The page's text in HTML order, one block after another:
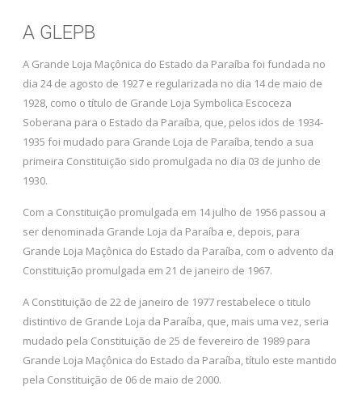
A GLEPB
A Grande Loja Maçônica do Estado da Paraíba foi fundada no
dia 24 de agosto de 1927 e regularizada no dia 14 de maio de
1928, como o título de Grande Loja Symbolica Escoceza
Soberana para o Estado da Paraíba, que, pelos idos de 1934-
1935 foi mudado para Grande Loja de Paraíba, tendo a sua
primeira Constituição sido promulgada no dia 03 de junho de
1930.
Com a Constituição promulgada em 14 julho de 1956 passou a
ser denominada Grande Loja da Paraíba e, depois, para
Grande Loja Maçônica do Estado da Paraíba, com o advento da
Constituição promulgada em 21 de janeiro de 1967.
A Constituição de 22 de janeiro de 1977 restabelece o titulo
distintivo de Grande Loja da Paraíba, que, mais uma vez, seria
mudado pela Constituição de 25 de fevereiro de 1989 para
Grande Loja Maçônica do Estado da Paraíba, título este mantido
pela Constituição de 06 de maio de 2000.